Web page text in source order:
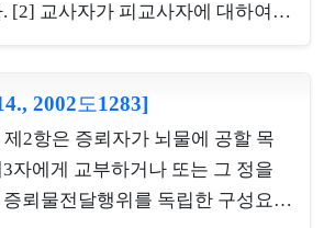
[2] 교사자가 피교사자에 대하여
, 다만 이 경우 교사자에게 피해자
에 대하여 과실 내지 예견가능성
해치사죄의 교사범으로서의 죄책
2002도1283]
자에게 교부하거나 또는 그 정을
뢰물전달행위를 독립한 구성요건